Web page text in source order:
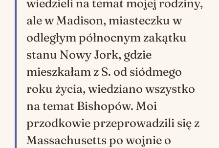
wiedzieli na temat mojej rodziny,
ale w Madison, miasteczku w
odległym północnym zakątku
stanu Nowy Jork, gdzie
mieszkałam z S. od siódmego
roku życia, wiedziano wszystko
na temat Bishopów. Moi
przodkowie przeprowadzili się z
Massachusetts po wojnie o